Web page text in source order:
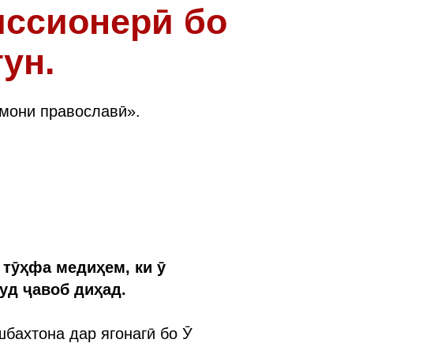
бо
православӣ».
медиҳем, ки ӯ
ҷавоб диҳад.
дар ягонагӣ бо Ӯ